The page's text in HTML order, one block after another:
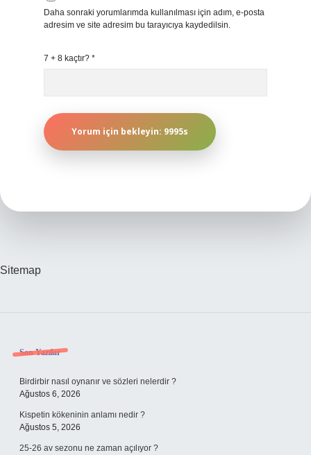
Daha sonraki yorumlarımda kullanılması için adım, e-posta
adresim ve site adresim bu tarayıcıya kaydedilsin.
7 + 8 kaçtır? *
Sitemap
Sidebar
Son Yazılar
Birdirbir nasıl oynanır ve sözleri nelerdir ?
Ağustos 6, 2026
Kispetin kökeninin anlamı nedir ?
Ağustos 5, 2026
25-26 av sezonu ne zaman açılıyor ?